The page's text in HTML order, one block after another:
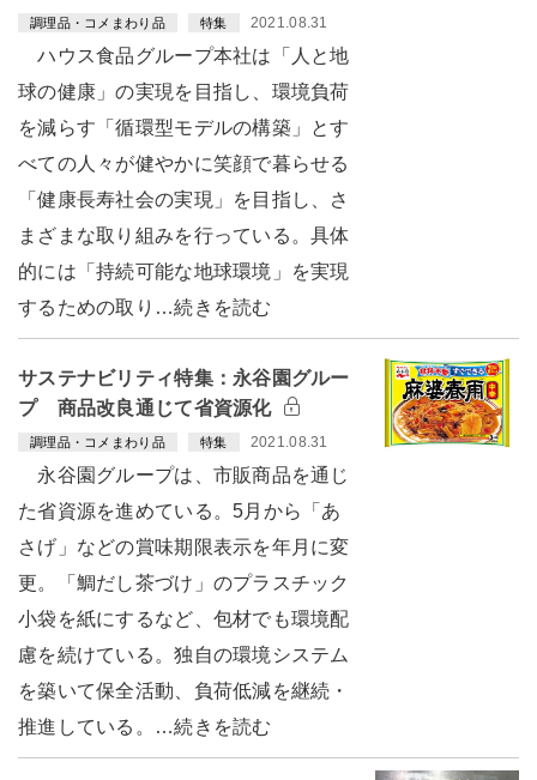
調理品・コメまわり品 特集 2021.08.31
ハウス食品グループ本社は「人と地
球の健康」の実現を目指し、環境負荷
を減らす「循環型モデルの構築」とす
べての人々が健やかに笑顔で暮らせる
「健康長寿社会の実現」を目指し、さ
まざまな取り組みを行っている。具体
的には「持続可能な地球環境」を実現
するための取り…続きを読む
サステナビリティ特集：永谷園グルー
プ 商品改良通じて省資源化
調理品・コメまわり品 特集 2021.08.31
永谷園グループは、市販商品を通じ
た省資源を進めている。5月から「あ
さげ」などの賞味期限表示を年月に変
更。「鯛だし茶づけ」のプラスチック
小袋を紙にするなど、包材でも環境配
慮を続けている。独自の環境システム
を築いて保全活動、負荷低減を継続・
推進している。…続きを読む